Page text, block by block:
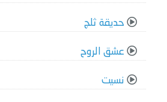
حديقة ثلج
عشق الروح
نسيت